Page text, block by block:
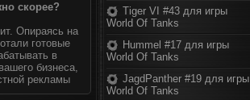
скорее?
Опираясь на
готовые
в
бизнеса,
рекламы
Tiger VI #43 для игры
World Of Tanks
Hummel #17 для игры
World Of Tanks
JagdPanther #19 для игры
World Of Tanks